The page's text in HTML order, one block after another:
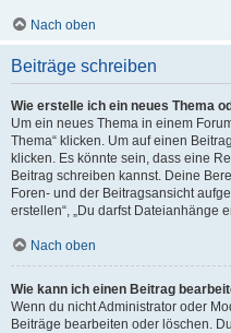
Nach oben
Beiträge schreiben
Wie erstelle ich ein neues Thema
Um ein neues Thema in einem
Thema“ klicken. Um auf einen
klicken. Es könnte sein, dass eine
Beitrag schreiben kannst. Deine
Foren- und der Beitragsansicht
erstellen“, „Du darfst Dateianhänge
Nach oben
Wie kann ich einen Beitrag
Wenn du nicht Administrator oder
Beiträge bearbeiten oder löschen.